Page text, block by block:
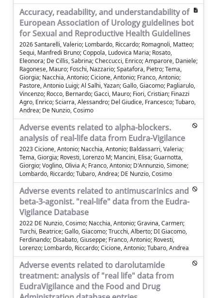
Accuracy, readability, and understandability of
European Association of Urology guidelines bot
for Sexual and Reproductive Health Guidelines
2026 Santarelli, Valerio; Lombardo, Riccardo; Romagnoli, Matteo;
Sequi, Manfredi Bruno; Coppola, Ludovica Maria; Rosato,
Eleonora; De Cillis, Sabrina; Checcucci, Enrico; Amparore, Daniele;
Ragonese, Mauro; Foschi, Nazzario; Spatafora, Pietro; Tema,
Giorgia; Nacchia, Antonio; Cicione, Antonio; Franco, Antonio;
Pastore, Antonio Luigi; Al Salhi, Yazan; Gallo, Giacomo; Pagliarulo,
Vincenzo; Rocco, Bernardo; Gacci, Mauro; Fiori, Cristian; Finazzi
Agro, Enrico; Sciarra, Alessandro; Del Giudice, Francesco; Tubaro,
Andrea; De Nunzio, Cosimo
Adverse events related to alpha-blockers.
analysis of real-life data from Eudra-Vigilance
2023 Cicione, Antonio; Nacchia, Antonio; Baldassarri, Valeria;
Tema, Giorgia; Rovesti, Lorenzo M; Mancini, Elisa; Guarnotta,
Giorgio; Voglino, Olivia A; Franco, Antonio; D'Annunzio, Simone;
Lombardo, Riccardo; Tubaro, Andrea; DE Nunzio, Cosimo
Adverse events related to antimuscarinics and
beta-3-agonist. "real-life" data from the Eudra-
Vigilance Database
2022 DE Nunzio, Cosimo; Nacchia, Antonio; Gravina, Carmen;
Turchi, Beatrice; Gallo, Giacomo; Trucchi, Alberto; DI Giacomo,
Ferdinando; Disabato, Giuseppe; Franco, Antonio; Rovesti,
Lorenzo; Lombardo, Riccardo; Cicione, Antonio; Tubaro, Andrea
Adverse events related to darolutamide
treatment: analysis of "real life" data from
EudraVigilance and the Food and Drug